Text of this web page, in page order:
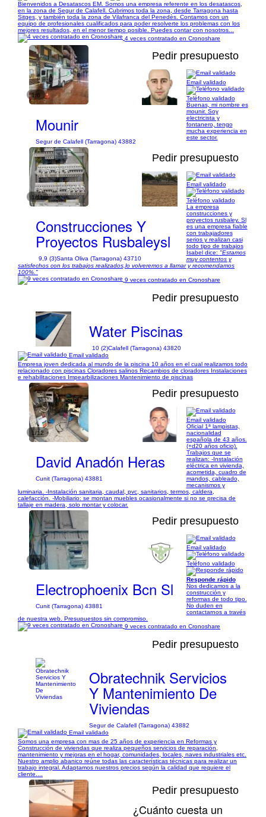
Bienvenidos a Desatascos EM. Somos una empresa referente en los desatascos,
en la zona de Segur de Calafell. Cubrimos toda la zona, desde Tarragona hasta
Sitges, y también toda la zona de Vilafranca del Penedès. Contamos con un
equipo de profesionales cualificados para poder resolverte los problemas con los
mejores resultados, en el menor tiempo posible. Puedes contar con nosotros...
4 veces contratado en Cronoshare
1/6
Pedir presupuesto
Mounir
Segur de Calafell (Tarragona) 43882
Email validado
Teléfono validado
Buenas, mi nombre es
mounir. Soy
electricista y
fontanero, tengo
mucha experiencia en
este sector.
1/11
Pedir presupuesto
Construcciones Y
Proyectos Rusbaleysl
9,9 (3)Santa Oliva (Tarragona) 43710
Email validado
Teléfono validado
La empresa
construcciones y
proyectos rusbaley. Sl
es una empresa fiable
con trabajadores
serios y realizan casi
todo tipo de trabajos
Isabel dice: "Estamos
muy contentos y
satisfechos con los trabajos realizados,lo volveremos a llamar y recomendamos
100%."
9 veces contratado en Cronoshare
Pedir presupuesto
Water Piscinas
10 (2)Calafell (Tarragona) 43820
Email validado
Empresa joven dedicada al mundo de la piscina 10 años en el cual realizamos todo
relacionado con piscinas Cloradores salinos Recambios de cloradores Instalaciones
e rehabilitaciones Impearbilizaciones Mantenimiento de piscinas
1/12
Pedir presupuesto
David Anadón Heras
Cunit (Tarragona) 43881
Email validado
Oficial 1ª lampistas,
nacionalidad
española de 43 años.
(+d20 años oficio).
Trabajos que se
realizan: -Instalación
eléctrica en vivienda,
acometida, cuadro de
mandos, cableado,
mecanismos y
luminaria. -Instalación sanitaria, caudal, pvc, sanitarios, termos, caldera,
calefacción. -Mobiliario: se montan muebles ocasionalmente si no se precisa de
tallaje en madera, solo montar y colocar.
1/9
Pedir presupuesto
Electrophoenix Bcn Sl
Cunit (Tarragona) 43881
Email validado
Teléfono validado
Responde rápido
Nos dedicamos a la
construcción y
reformas de todo tipo.
No duden en
contactarnos a través
de nuestra web. Presupuestos sin compromiso.
9 veces contratado en Cronoshare
Pedir presupuesto
Obratechnik Servicios
Y Mantenimiento De
Viviendas
Segur de Calafell (Tarragona) 43882
Email validado
Somos una empresa con mas de 25 años de experiencia en Reformas y
Construcción de viviendas que realiza pequeños servicios de reparación,
mantenimiento y mejoras en el hogar, comunidades, locales, naves industriales etc.
Nuestro amplio abanico reúne todas las características técnicas para realizar un
trabajo integral. Adaptamos nuestros precios según la calidad que requiere el
cliente....
Pedir presupuesto
¿Cuánto cuesta un